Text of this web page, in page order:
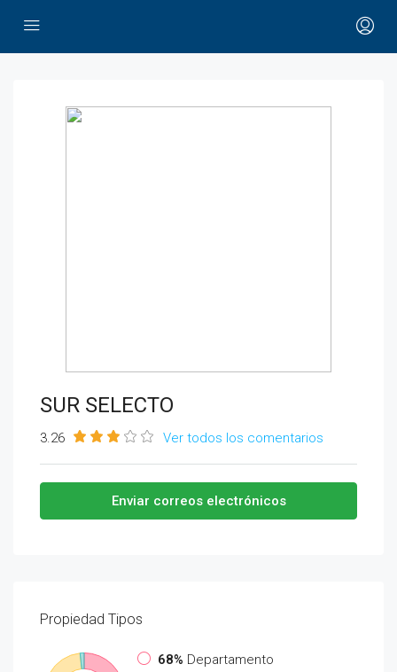
SUR SELECTO
3.26 Ver todos los comentarios
Enviar correos electrónicos
Propiedad Tipos
68% Departamento